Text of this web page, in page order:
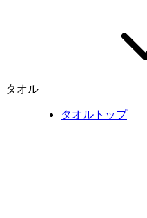
タオル
タオルトップ